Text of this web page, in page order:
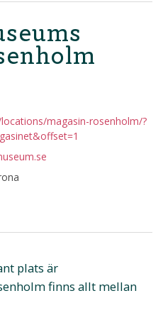
magasin-rosenholm/?
plats är
finns allt mellan